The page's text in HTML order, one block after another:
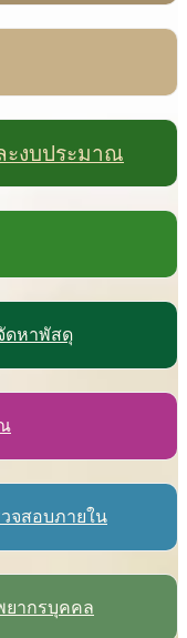
ะงบประมาณ
ดหาพัสดุ
จสอบภายใน
ยากรบุคคล